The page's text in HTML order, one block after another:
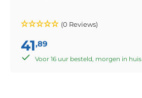
(0 Reviews)
41,89
Voor 16 uur besteld, morgen in huis